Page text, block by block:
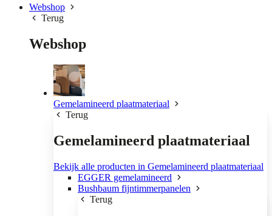
Webshop
Terug
Webshop
Gemelamineerd plaatmateriaal
Terug
Gemelamineerd plaatmateriaal
Bekijk alle producten in Gemelamineerd plaatmateriaal
EGGER gemelamineerd
Bushbaum fijntimmerpanelen
Terug